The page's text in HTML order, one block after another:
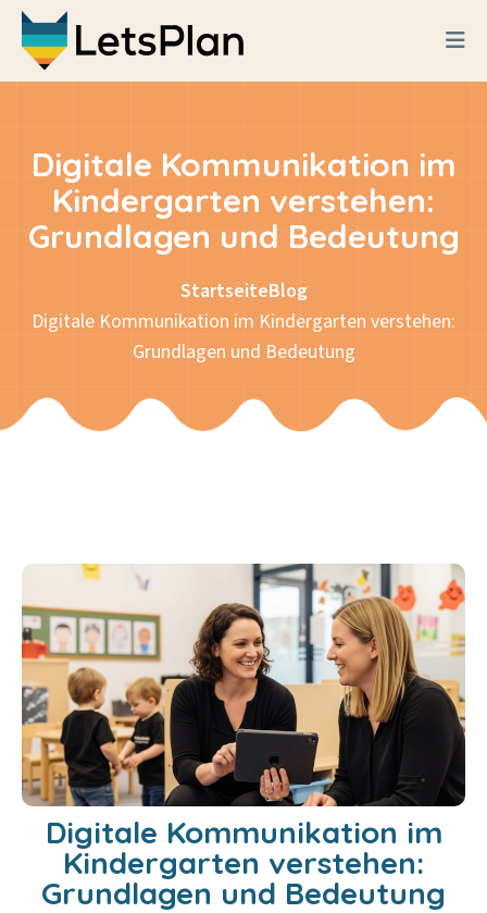
Digitale Kommunikation im
Kindergarten verstehen:
Grundlagen und Bedeutung
StartseiteBlog
Digitale Kommunikation im Kindergarten verstehen:
Grundlagen und Bedeutung
Digitale Kommunikation im
Kindergarten verstehen:
Grundlagen und Bedeutung